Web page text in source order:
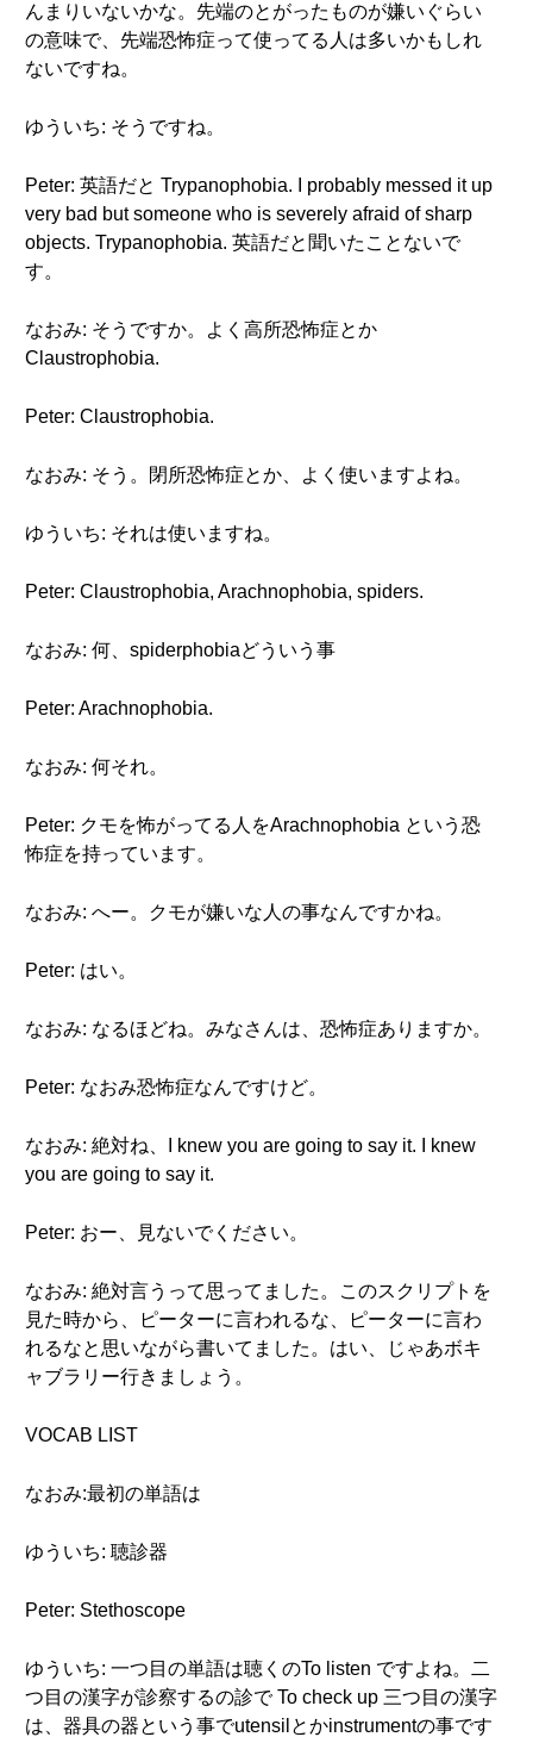
んまりいないかな。先端のとがったものが嫌いぐらい
の意味で、先端恐怖症って使ってる人は多いかもしれ
ないですね。
ゆういち: そうですね。
Peter: 英語だと Trypanophobia. I probably messed it up
very bad but someone who is severely afraid of sharp
objects. Trypanophobia. 英語だと聞いたことないで
す。
なおみ: そうですか。よく高所恐怖症とか
Claustrophobia.
Peter: Claustrophobia.
なおみ: そう。閉所恐怖症とか、よく使いますよね。
ゆういち: それは使いますね。
Peter: Claustrophobia, Arachnophobia, spiders.
なおみ: 何、spiderphobiaどういう事
Peter: Arachnophobia.
なおみ: 何それ。
Peter: クモを怖がってる人をArachnophobia という恐
怖症を持っています。
なおみ: へー。クモが嫌いな人の事なんですかね。
Peter: はい。
なおみ: なるほどね。みなさんは、恐怖症ありますか。
Peter: なおみ恐怖症なんですけど。
なおみ: 絶対ね、I knew you are going to say it. I knew
you are going to say it.
Peter: おー、見ないでください。
なおみ: 絶対言うって思ってました。このスクリプトを
見た時から、ピーターに言われるな、ピーターに言わ
れるなと思いながら書いてました。はい、じゃあボキ
ャブラリー行きましょう。
VOCAB LIST
なおみ:最初の単語は
ゆういち: 聴診器
Peter: Stethoscope
ゆういち: 一つ目の単語は聴くのTo listen ですよね。二
つ目の漢字が診察するの診で To check up 三つ目の漢字
は、器具の器という事でutensilとかinstrumentの事です